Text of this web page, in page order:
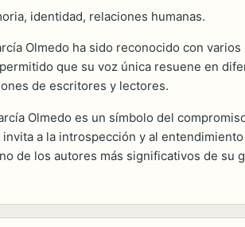
identidad, relaciones humanas.
Olmedo ha sido reconocido con
que su voz única resuene en
de escritores y lectores.
Olmedo es un símbolo del
a la introspección y al
de los autores más significativos de su